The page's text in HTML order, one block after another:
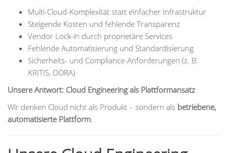
Multi-Cloud-Komplexität statt einfacher Infrastruktur
Steigende Kosten und fehlende Transparenz
Vendor Lock-in durch proprietäre Services
Fehlende Automatisierung und Standardisierung
Sicherheits- und Compliance-Anforderungen (z. B.
KRITIS, DORA)
Unsere Antwort: Cloud Engineering als Plattformansatz
Wir denken Cloud nicht als Produkt – sondern als betriebene,
automatisierte Plattform.